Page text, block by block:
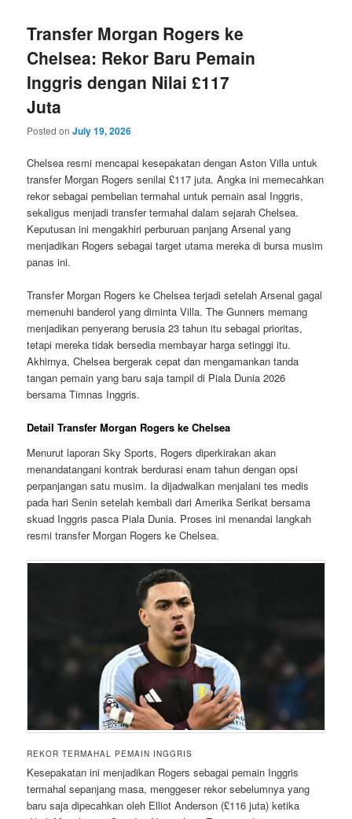
Transfer Morgan Rogers ke
Chelsea: Rekor Baru Pemain
Inggris dengan Nilai £117
Juta
Posted onJuly 19, 2026
Chelsea resmi mencapai kesepakatan dengan Aston Villa untuk
transfer Morgan Rogers senilai £117 juta. Angka ini memecahkan
rekor sebagai pembelian termahal untuk pemain asal Inggris,
sekaligus menjadi transfer termahal dalam sejarah Chelsea.
Keputusan ini mengakhiri perburuan panjang Arsenal yang
menjadikan Rogers sebagai target utama mereka di bursa musim
panas ini.
Transfer Morgan Rogers ke Chelsea terjadi setelah Arsenal gagal
memenuhi banderol yang diminta Villa. The Gunners memang
menjadikan penyerang berusia 23 tahun itu sebagai prioritas,
tetapi mereka tidak bersedia membayar harga setinggi itu.
Akhirnya, Chelsea bergerak cepat dan mengamankan tanda
tangan pemain yang baru saja tampil di Piala Dunia 2026
bersama Timnas Inggris.
Detail Transfer Morgan Rogers ke Chelsea
Menurut laporan Sky Sports, Rogers diperkirakan akan
menandatangani kontrak berdurasi enam tahun dengan opsi
perpanjangan satu musim. Ia dijadwalkan menjalani tes medis
pada hari Senin setelah kembali dari Amerika Serikat bersama
skuad Inggris pasca Piala Dunia. Proses ini menandai langkah
resmi transfer Morgan Rogers ke Chelsea.
REKOR TERMAHAL PEMAIN INGGRIS
Kesepakatan ini menjadikan Rogers sebagai pemain Inggris
termahal sepanjang masa, menggeser rekor sebelumnya yang
baru saja dipecahkan oleh Elliot Anderson (£116 juta) ketika